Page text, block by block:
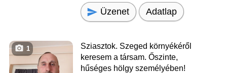
Üzenet Adatlap
1
Sziasztok. Szeged környékéről
keresem a társam. Őszinte,
hűséges hölgy személyében!